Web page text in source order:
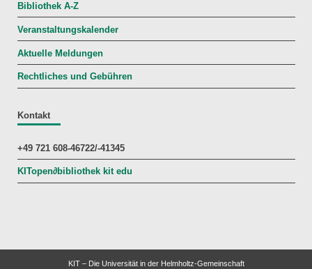
Bibliothek A-Z
Veranstaltungskalender
Aktuelle Meldungen
Rechtliches und Gebühren
Kontakt
+49 721 608-46722/-41345
KITopen∂bibliothek kit edu
KIT – Die Universität in der Helmholtz-Gemeinschaft